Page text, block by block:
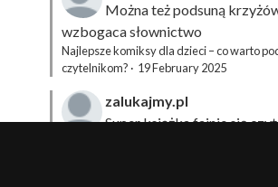
Można też podsuną
wzbogaca słownictwo
Najlepsze komiksy dla dzieci – co warto
czytelnikom? · 19 February 2025
zalukajmy.pl
Super książka fajnie się